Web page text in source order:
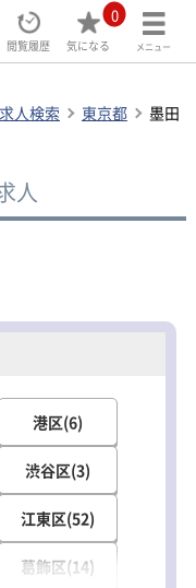
閲覧履歴
0
気になる メニュー
人検索 東京都
墨田
人
港区(6)
渋谷区(3)
江東区(52)
葛飾区(14)